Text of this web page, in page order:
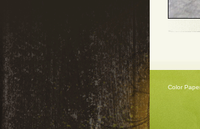
Color